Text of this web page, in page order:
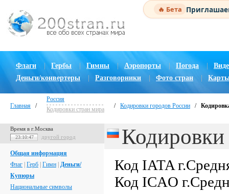
🔥 Бета
Флаги Гербы Гимны | Аэропорты Погода |
Деньги/конвертеры
Разговорники Фото стран
Главная /
Россия
Кодировки стран мира
/ Кодировки городов России /
Время в г.Москва
23:10:48 другой город
Общая информация
Флаг Герб Гимн Деньги/
Купюры
Национальные символы
Кодировки
Код IATA
Код ICAO